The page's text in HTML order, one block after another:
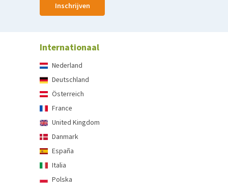
Inschrijven
Internationaal
Nederland
Deutschland
Österreich
France
United Kingdom
Danmark
España
Italia
Polska